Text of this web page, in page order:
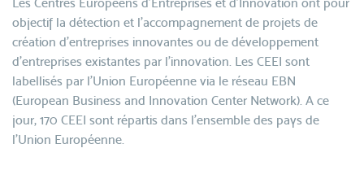
objectif la détection et l'accompagnement de projets de
création d'entreprises innovantes ou de développement
d'entreprises existantes par l'innovation. Les CEEI sont
labellisés par l'Union Européenne via le réseau EBN
(European Business and Innovation Center Network). A ce
jour, 170 CEEI sont répartis dans l'ensemble des pays de
l'Union Européenne.